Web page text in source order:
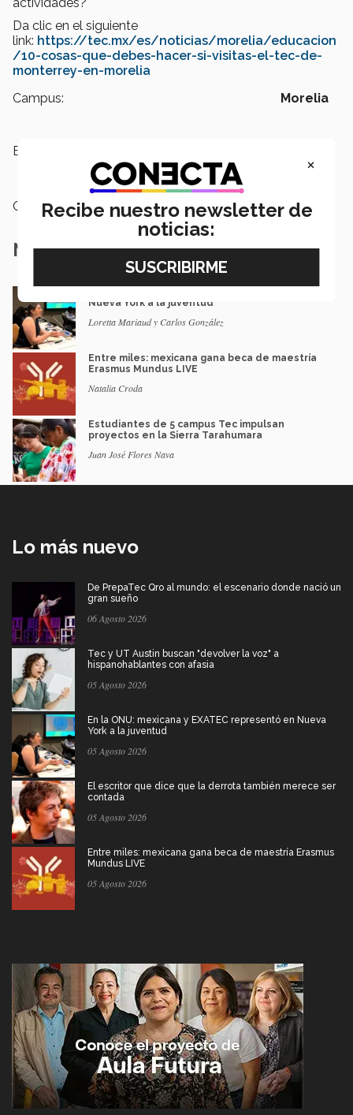
Da clic en el siguiente
link: https://tec.mx/es/noticias/morelia/educacion
/10-cosas-que-debes-hacer-si-visitas-el-tec-de-
monterrey-en-morelia
Campus:
Morelia
Etiquetas:
Yo amo leer,
Libros
Categoría: Educación
Notas Relacionadas
Nueva York a la juventud
Loretta Mariaud y Carlos González
Entre miles: mexicana gana beca de maestría
Erasmus Mundus LIVE
Natalia Croda
Estudiantes de 5 campus Tec impulsan
proyectos en la Sierra Tarahumara
Juan José Flores Nava
Lo más nuevo
De PrepaTec Qro al mundo: el escenario donde nació un
gran sueño
06 Agosto 2026
Tec y UT Austin buscan "devolver la voz" a
hispanohablantes con afasia
05 Agosto 2026
En la ONU: mexicana y EXATEC representó en Nueva
York a la juventud
05 Agosto 2026
El escritor que dice que la derrota también merece ser
contada
05 Agosto 2026
Entre miles: mexicana gana beca de maestría Erasmus
Mundus LIVE
05 Agosto 2026
×
Recibe nuestro newsletter de
noticias: